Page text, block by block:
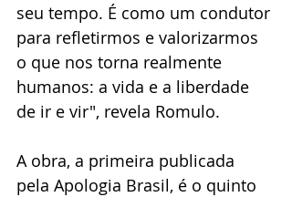
seu tempo. É como um condutor
para refletirmos e valorizarmos
o que nos torna realmente
humanos: a vida e a liberdade
de ir e vir", revela Romulo.
A obra, a primeira publicada
pela Apologia Brasil, é o quinto